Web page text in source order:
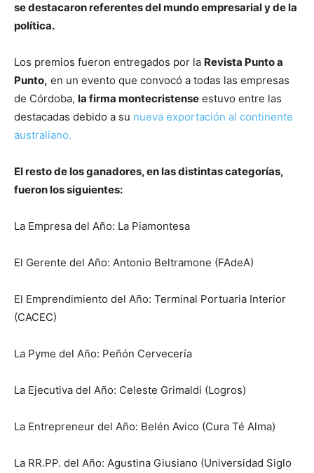
se destacaron referentes del mundo empresarial y de la
política.
Los premios fueron entregados por la Revista Punto a
Punto, en un evento que convocó a todas las empresas
de Córdoba, la firma montecristense estuvo entre las
destacadas debido a su nueva exportación al continente
australiano.
El resto de los ganadores, en las distintas categorías,
fueron los siguientes:
La Empresa del Año: La Piamontesa
El Gerente del Año: Antonio Beltramone (FAdeA)
El Emprendimiento del Año: Terminal Portuaria Interior
(CACEC)
La Pyme del Año: Peñón Cervecería
La Ejecutiva del Año: Celeste Grimaldi (Logros)
La Entrepreneur del Año: Belén Avico (Cura Té Alma)
La RR.PP. del Año: Agustina Giusiano (Universidad Siglo